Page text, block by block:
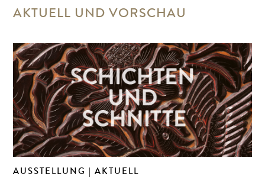
AKTUELL UND VORSCHAU
AUSSTELLUNG | AKTUELL